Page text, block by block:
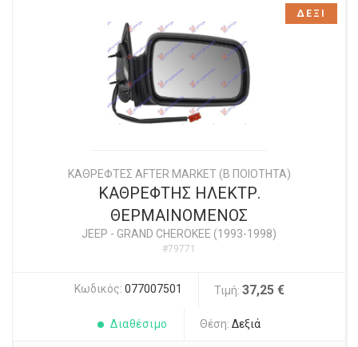
ΚΑΘΡΕΦΤΕΣ AFTER MARKET (Β ΠΟΙΟΤΗΤΑ)
ΚΑΘΡΕΦΤΗΣ ΗΛΕΚΤΡ.
ΘΕΡΜΑΙΝΟΜΕΝΟΣ
JEEP - GRAND CHEROKEE (1993-1998)
#79771
Κωδικός: 077007501 Τιμή: 37,25 €
Διαθέσιμο Θέση: Δεξιά
ΔΕΞΙ